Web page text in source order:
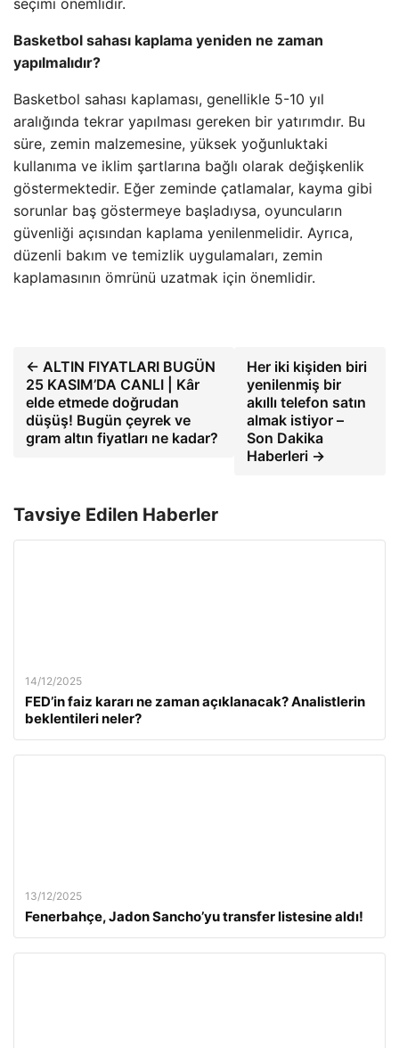
seçimi önemlidir.
Basketbol sahası kaplama yeniden ne zaman
yapılmalıdır?
Basketbol sahası kaplaması, genellikle 5-10 yıl
aralığında tekrar yapılması gereken bir yatırımdır. Bu
süre, zemin malzemesine, yüksek yoğunluktaki
kullanıma ve iklim şartlarına bağlı olarak değişkenlik
göstermektedir. Eğer zeminde çatlamalar, kayma gibi
sorunlar baş göstermeye başladıysa, oyuncuların
güvenliği açısından kaplama yenilenmelidir. Ayrıca,
düzenli bakım ve temizlik uygulamaları, zemin
kaplamasının ömrünü uzatmak için önemlidir.
← ALTIN ​​FIYATLARI BUGÜN
25 KASIM’DA CANLI | Kâr
elde etmede doğrudan
düşüş! Bugün çeyrek ve
gram altın fiyatları ne kadar?
Her iki kişiden biri
yenilenmiş bir
akıllı telefon satın
almak istiyor –
Son Dakika
Haberleri →
Tavsiye Edilen Haberler
14/12/2025
FED’in faiz kararı ne zaman açıklanacak? Analistlerin
beklentileri neler?
13/12/2025
Fenerbahçe, Jadon Sancho’yu transfer listesine aldı!